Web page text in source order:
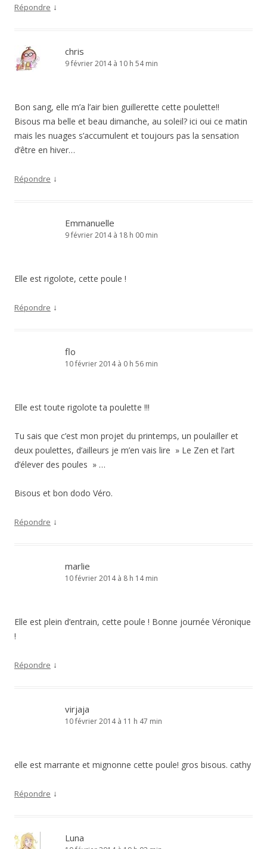
Répondre ↓
chris
9 février 2014 à 10 h 54 min
Bon sang, elle m’a l’air bien guillerette cette poulette!!
Bisous ma belle et beau dimanche, au soleil? ici oui ce matin
mais les nuages s’accumulent et toujours pas la sensation
d’être en hiver…
Répondre ↓
Emmanuelle
9 février 2014 à 18 h 00 min
Elle est rigolote, cette poule !
Répondre ↓
flo
10 février 2014 à 0 h 56 min
Elle est toute rigolote ta poulette !!!
Tu sais que c’est mon projet du printemps, un poulailler et
deux poulettes, d’ailleurs je m’en vais lire » Le Zen et l’art
d’élever des poules » …
Bisous et bon dodo Véro.
Répondre ↓
marlie
10 février 2014 à 8 h 14 min
Elle est plein d’entrain, cette poule ! Bonne journée Véronique
!
Répondre ↓
virjaja
10 février 2014 à 11 h 47 min
elle est marrante et mignonne cette poule! gros bisous. cathy
Répondre ↓
Luna